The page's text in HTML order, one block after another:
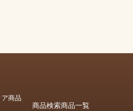
商品
商品検索商品一覧